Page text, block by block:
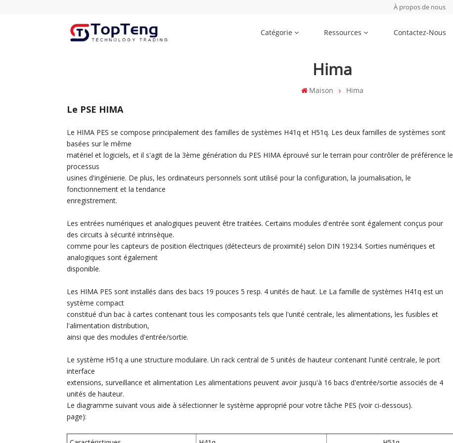
À propos de nous
Catégorie Ressources Contactez-Nous
Hima
Maison Hima
Le PSE HIMA
Le HIMA PES se compose principalement des familles de systèmes H41q et H51q. Les deux familles de systèmes sont
basées sur le même
matériel et logiciels, et il s'agit de la 3ème génération du PES HIMA éprouvé sur le terrain pour contrôler de préférence le
processus
usines d'ingénierie. De plus, les ordinateurs personnels sont utilisé pour la configuration, la journalisation, le
fonctionnement et la tendance
enregistrement.
Les entrées numériques et analogiques peuvent être traitées. Certains modules d'entrée sont également conçus pour
des circuits à sécurité intrinsèque.
comme pour les capteurs de position électriques (détecteurs de proximité) selon DIN 19234. Sorties numériques et
analogiques sont également
disponible.
Les HIMA PES sont installés dans des bacs 19 pouces 5 resp. 4 unités de haut. Le La famille de systèmes H41q est un
système compact
constitué d'un bac à cartes contenanttous les composants tels que l'unité centrale, les alimentations, les fusibles et
l'alimentation distribution,
ainsi que des modules d'entrée/sortie.
Le système H51q a une structure modulaire. Un rack central de 5 unités de hauteur contenant l'unité centrale, le port
interface
extensions, surveillance et alimentation Les alimentations peuvent avoir jusqu'à 16 bacs d'entrée/sortie associés de 4
unités de hauteur.
Le diagramme suivant vous aide à sélectionner le système approprié pour votre tâche PES (voir ci-dessous).
page):